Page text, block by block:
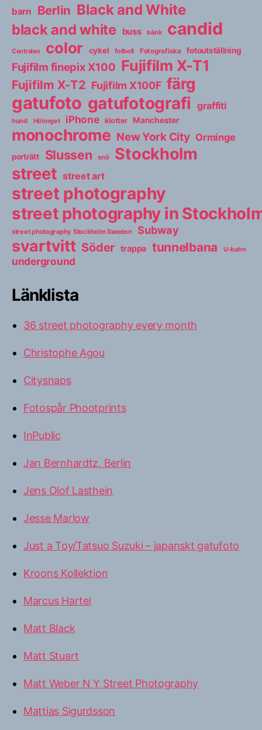
barn Berlin Black and White
black and white
buss bänk candid
Centralen color cykel fotboll Fotografiska fotoutställning
Fujifilm finepix X100 Fujifilm X-T1
Fujifilm X-T2 Fujifilm X100F färg
gatufoto gatufotografi graffiti
hund Hötorget iPhone klotter Manchester
monochrome New York City Orminge
porträtt Slussen snö Stockholm
street street art
street photography
street photography in
street photography Stockholm Sweden Subway
svartvitt Söder trappa tunnelbana U-bahn
underground
Länklista
36 street photography every month
Christophe Agou
Citysnaps
Fotospår Phootprints
InPublic
Jan Bernhardtz, Berlin
Jens Olof Lasthein
Jesse Marlow
Just a Toy/Tatsuo Suzuki – japanskt gatufoto
Kroons Kollektion
Marcus Hartel
Matt Black
Matt Stuart
Matt Weber N Y Street Photography
Mattias Sigurdsson